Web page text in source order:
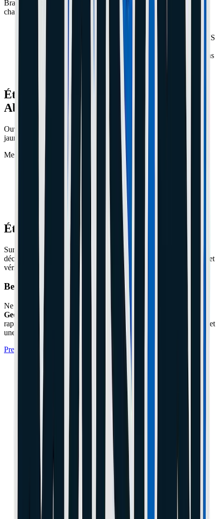
Branchez votre chargeur sur la trottinette et regardez la LED du
chargeur (le boîtier noir, pas l'écran de la trottinette).
Le chargeur ne débite pas. Soit la batterie est
Pleine, soit le fusible est grillé, soit la batterie est morte (BMS
Ça charge ! Si l'écran ne s'allume toujours pas
alors que la LED est Rouge, c'est probablement votre
(l'écran au guidon) qui est HS ou déconnecté.
Étape 2 : Le Multimètre (L'Arme
Absolue)
Ouvrez le deck (le plancher). Débranchez la batterie (grosse prise
jaune XT30 ou XT60). Prenez un multimètre réglé sur 200V DC.
Mesurez la tension sur la prise de la batterie.
Batterie coupée par le BMS ou fusible interne HS.
Tension normale (ex: 36V-42V) :
problème vient donc du
Contrôleur
Étape 3 : Le Câble Dashboard
Sur les Xiaomi/Ninebot, le câble qui monte dans la potence se
déconnecte parfois avec les vibrations. Dévissez le guidon (4 vis) et
vérifiez que la petite prise noire est bien clipsée.
Besoin d'un expert à Cannes ou Le Cannet ?
Ne prenez pas de risques avec votre matériel. L'atelier
Geek
situé à Cannes (06) prend en charge cette réparation
rapidement avec un diagnostic professionnel, des pièces certifiées et
une garantie de 1 an.
Prendre Rendez-vous à l'Atelier